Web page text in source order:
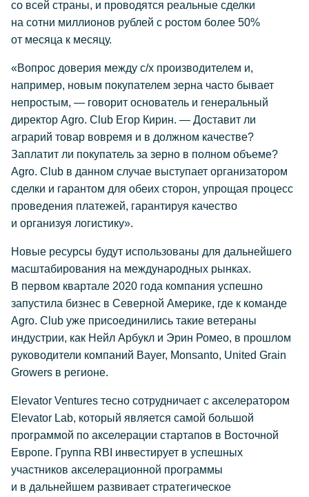
со всей страны, и проводятся реальные сделки
на сотни миллионов рублей с ростом более 50%
от месяца к месяцу.
«Вопрос доверия между с/х производителем и,
например, новым покупателем зерна часто бывает
непростым, — говорит основатель и генеральный
директор Agro. Club Егор Кирин. — Доставит ли
аграрий товар вовремя и в должном качестве?
Заплатит ли покупатель за зерно в полном объеме?
Agro. Club в данном случае выступает организатором
сделки и гарантом для обеих сторон, упрощая процесс
проведения платежей, гарантируя качество
и организуя логистику».
Новые ресурсы будут использованы для дальнейшего
масштабирования на международных рынках.
В первом квартале 2020 года компания успешно
запустила бизнес в Северной Америке, где к команде
Agro. Club уже присоединились такие ветераны
индустрии, как Нейл Арбукл и Эрин Ромео, в прошлом
руководители компаний Bayer, Monsanto, United Grain
Growers в регионе.
Elevator Ventures тесно сотрудничает с акселератором
Elevator Lab, который является самой большой
программой по акселерации стартапов в Восточной
Европе. Группа RBI инвестирует в успешных
участников акселерационной программы
и в дальнейшем развивает стратегическое